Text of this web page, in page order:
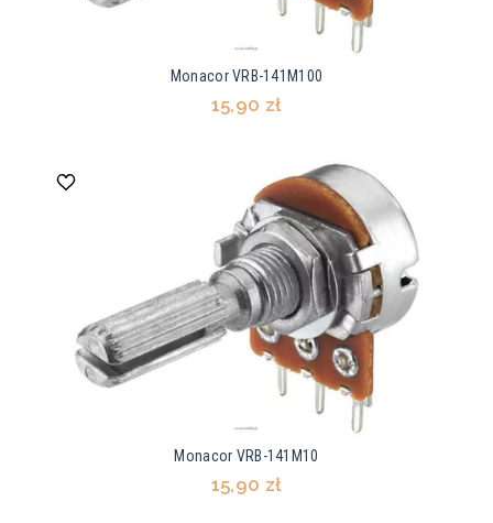
Monacor VRB-141M100
15,90 zł
Monacor VRB-141M10
15,90 zł